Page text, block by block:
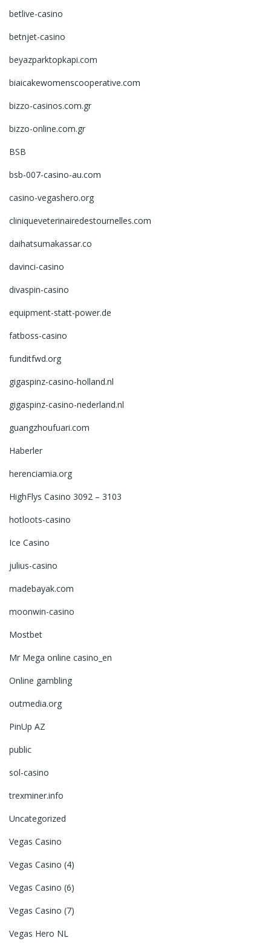
betlive-casino
betnjet-casino
beyazparktopkapi.com
biaicakewomenscooperative.com
bizzo-casinos.com.gr
bizzo-online.com.gr
BSB
bsb-007-casino-au.com
casino-vegashero.org
cliniqueveterinairedestournelles.com
daihatsumakassar.co
davinci-casino
divaspin-casino
equipment-statt-power.de
fatboss-casino
funditfwd.org
gigaspinz-casino-holland.nl
gigaspinz-casino-nederland.nl
guangzhoufuari.com
Haberler
herenciamia.org
HighFlys Casino 3092 – 3103
hotloots-casino
Ice Casino
julius-casino
madebayak.com
moonwin-casino
Mostbet
Mr Mega online casino_en
Online gambling
outmedia.org
PinUp AZ
public
sol-casino
trexminer.info
Uncategorized
Vegas Casino
Vegas Casino (4)
Vegas Casino (6)
Vegas Casino (7)
Vegas Hero NL